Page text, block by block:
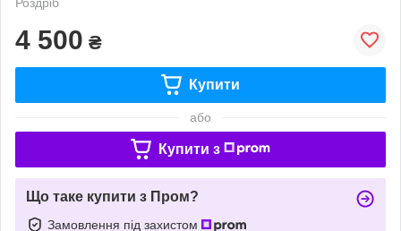
4 500 ₴
Купити
або
Купити з
Що таке купити з Пром?
Замовлення під захистом